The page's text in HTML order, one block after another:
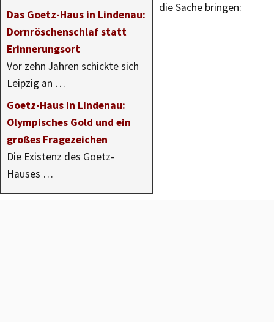
Das Goetz-Haus in Lindenau:
Dornröschenschlaf statt
Erinnerungsort
Vor zehn Jahren schickte sich
Leipzig an …
Goetz-Haus in Lindenau:
Olympisches Gold und ein
großes Fragezeichen
Die Existenz des Goetz-
Hauses …
die Sache bringen: